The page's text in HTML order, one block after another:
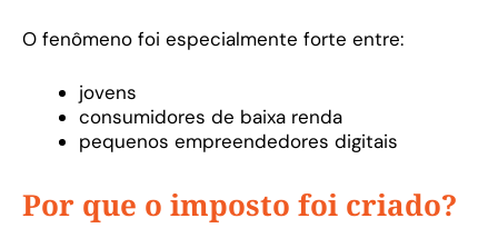
O fenômeno foi especialmente forte entre:
jovens
consumidores de baixa renda
pequenos empreendedores digitais
Por que o imposto foi criado?